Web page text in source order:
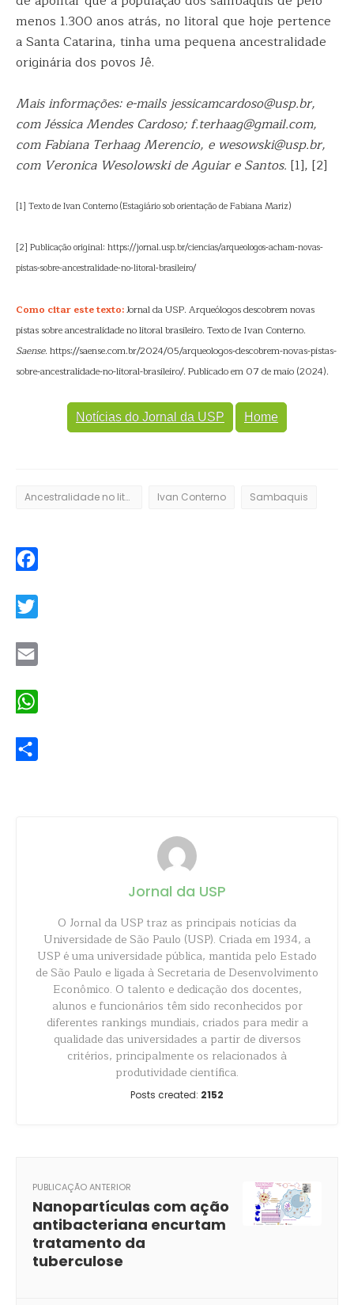
menos 1.300 anos atrás, no litoral que hoje pertence
a Santa Catarina, tinha uma pequena ancestralidade
originária dos povos Jê.
Mais informações: e-mails jessicamcardoso@usp.br,
com Jéssica Mendes Cardoso; f.terhaag@gmail.com,
com Fabiana Terhaag Merencio, e wesowski@usp.br,
com Veronica Wesolowski de Aguiar e Santos. [1], [2]
[1] Texto de Ivan Conterno (Estagiário sob orientação de Fabiana Mariz)
[2] Publicação original: https://jornal.usp.br/ciencias/arqueologos-acham-novas-
pistas-sobre-ancestralidade-no-litoral-brasileiro/
Como citar este texto:Jornal da USP. Arqueólogos descobrem novas
pistas sobre ancestralidade no litoral brasileiro. Texto de Ivan Conterno.
Saense. https://saense.com.br/2024/05/arqueologos-descobrem-novas-pistas-
sobre-ancestralidade-no-litoral-brasileiro/. Publicado em 07 de maio (2024).
Notícias do Jornal da USP Home
Ancestralidade no litoral brasileiro Ivan Conterno Sambaquis
Jornal da USP
O Jornal da USP traz as principais notícias da
Universidade de São Paulo (USP). Criada em 1934, a
USP é uma universidade pública, mantida pelo Estado
de São Paulo e ligada à Secretaria de Desenvolvimento
Econômico. O talento e dedicação dos docentes,
alunos e funcionários têm sido reconhecidos por
diferentes rankings mundiais, criados para medir a
qualidade das universidades a partir de diversos
critérios, principalmente os relacionados à
produtividade científica.
Posts created: 2152
PUBLICAÇÃO ANTERIOR
Nanopartículas com ação
antibacteriana encurtam
tratamento da
tuberculose